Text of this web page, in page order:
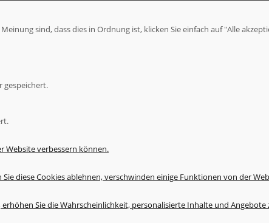
sind, dass dies in Ordnung ist, klicken Sie einfach auf "Alle
gespeichert.
Website verbessern können.
diese Cookies ablehnen, verschwinden einige Funktionen von der
Sie die Wahrscheinlichkeit, personalisierte Inhalte und Angebote